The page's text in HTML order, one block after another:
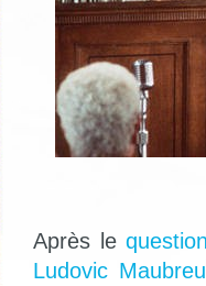
Après le
Ludovic